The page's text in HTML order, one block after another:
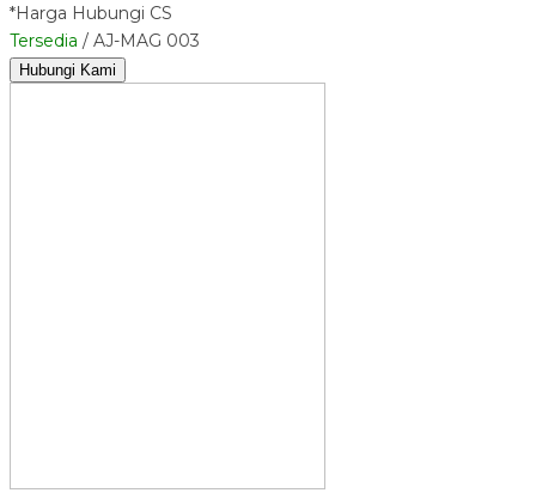
*Harga Hubungi CS
Tersedia / AJ-MAG 003
Hubungi Kami